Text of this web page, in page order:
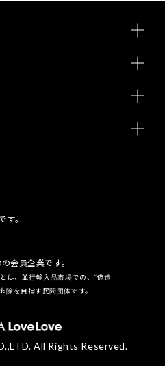
す。
会員企業です。
は、並行輸入品市場での、“偽造
除を目指す民間団体です。
All Rights Reserved.